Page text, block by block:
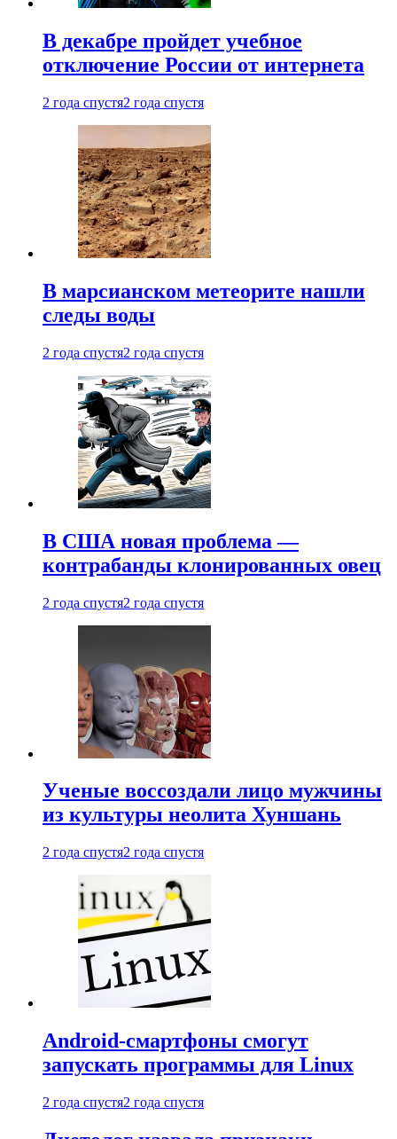
В декабре пройдет учебное
отключение России от интернета
2 года спустя2 года спустя
В марсианском метеорите нашли
следы воды
2 года спустя2 года спустя
В США новая проблема —
контрабанды клонированных овец
2 года спустя2 года спустя
Ученые воссоздали лицо мужчины
из культуры неолита Хуншань
2 года спустя2 года спустя
Android-смартфоны смогут
запускать программы для Linux
2 года спустя2 года спустя